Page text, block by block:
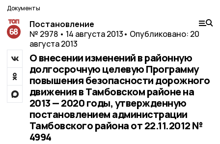
Документы
Постановление
№ 2978 • 14 августа 2013• Опубликовано: 20
августа 2013
О внесении изменений в районную
долгосрочную целевую Программу
повышения безопасности дорожного
движения в Тамбовском районе на
2013 — 2020 годы, утвержденную
постановлением администрации
Тамбовского района от 22.11.2012 №
4994